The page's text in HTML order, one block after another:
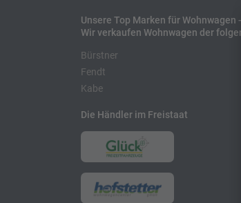
Unsere Top Marken für Wohnwagen -
Wir verkaufen Wohnwagen der
Bürstner
Fendt
Kabe
Die Händler im Freistaat